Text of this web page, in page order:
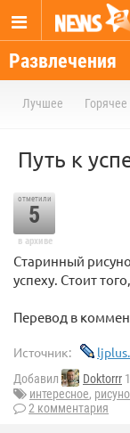
Развлечения
Лучшее Горячее
Путь к
отметили
5
в архиве
Старинный
успеху. Стоит
Перевод в
Источник:
Добавил Doktorrr
интересное,
2 комментария